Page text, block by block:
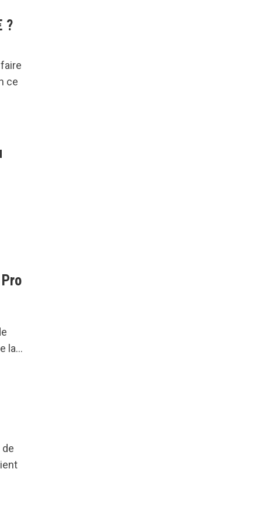
?
ce
la...
de